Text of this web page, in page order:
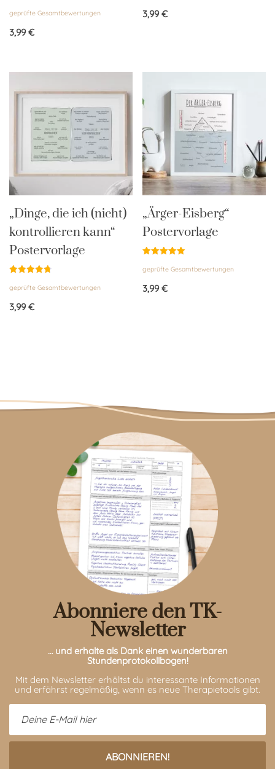
mit
von 5
geprüfte Gesamtbewertungen
3,99€
von 5
3,99€
„Dinge, die ich (nicht)
kontrollieren kann“
Postervorlage
mit
von 5
geprüfte Gesamtbewertungen
3,99€
„Ärger-Eisberg“
Postervorlage
mit
von 5
geprüfte Gesamtbewertungen
3,99€
Abonniere den TK-
Newsletter
… und erhalte als Dank einen wunderbaren
Stundenprotokollbogen!
Mit dem Newsletter erhältst du interessante Informationen
und erfährst regelmäßig, wenn es neue Therapietools gibt.